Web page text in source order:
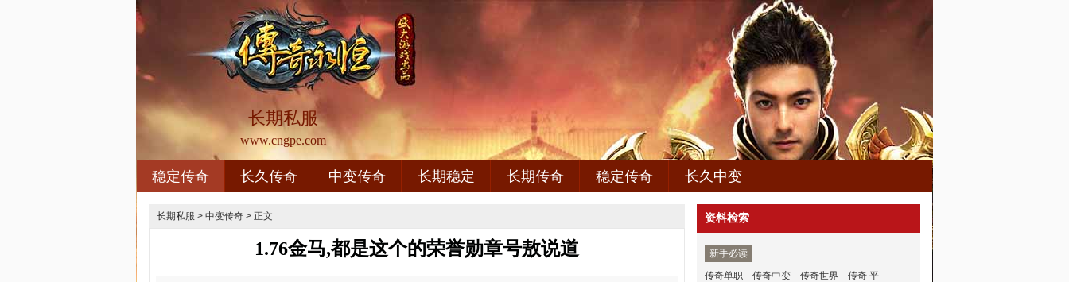
长期私服
www.cngpe.com
稳定传奇 长久传奇 中变传奇 长期稳定 长期传奇 稳定传奇 长久中变
长期私服 > 中变传奇 > 正文
1.76金马,都是这个的荣誉勋章号敖说道
资料检索
新手必读
传奇单职
传奇中变 传奇世界
传奇 平